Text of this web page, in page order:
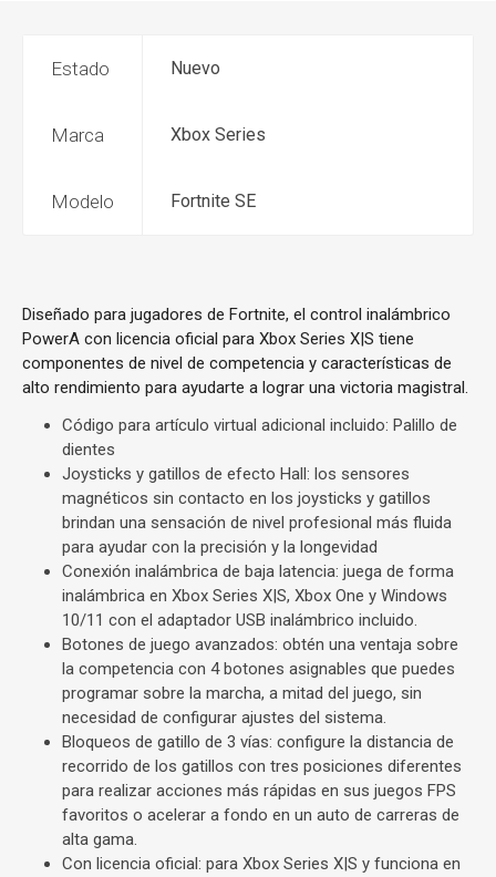
Estado Nuevo
Marca Xbox Series
Modelo Fortnite SE
Diseñado para jugadores de Fortnite, el control inalámbrico
PowerA con licencia oficial para Xbox Series X|S tiene
componentes de nivel de competencia y características de
alto rendimiento para ayudarte a lograr una victoria magistral.
Código para artículo virtual adicional incluido: Palillo de
dientes
Joysticks y gatillos de efecto Hall: los sensores
magnéticos sin contacto en los joysticks y gatillos
brindan una sensación de nivel profesional más fluida
para ayudar con la precisión y la longevidad
Conexión inalámbrica de baja latencia: juega de forma
inalámbrica en Xbox Series X|S, Xbox One y Windows
10/11 con el adaptador USB inalámbrico incluido.
Botones de juego avanzados: obtén una ventaja sobre
la competencia con 4 botones asignables que puedes
programar sobre la marcha, a mitad del juego, sin
necesidad de configurar ajustes del sistema.
Bloqueos de gatillo de 3 vías: configure la distancia de
recorrido de los gatillos con tres posiciones diferentes
para realizar acciones más rápidas en sus juegos FPS
favoritos o acelerar a fondo en un auto de carreras de
alta gama.
Con licencia oficial: para Xbox Series X|S y funciona en